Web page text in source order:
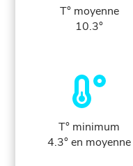
T° moyenne
10.3°
T° minimum
4.3° en moyenne